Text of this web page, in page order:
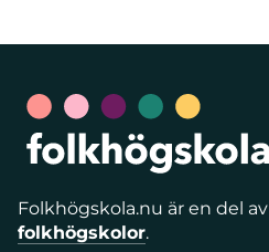
Folkhögskola.nu är en del av
folkhögskolor.